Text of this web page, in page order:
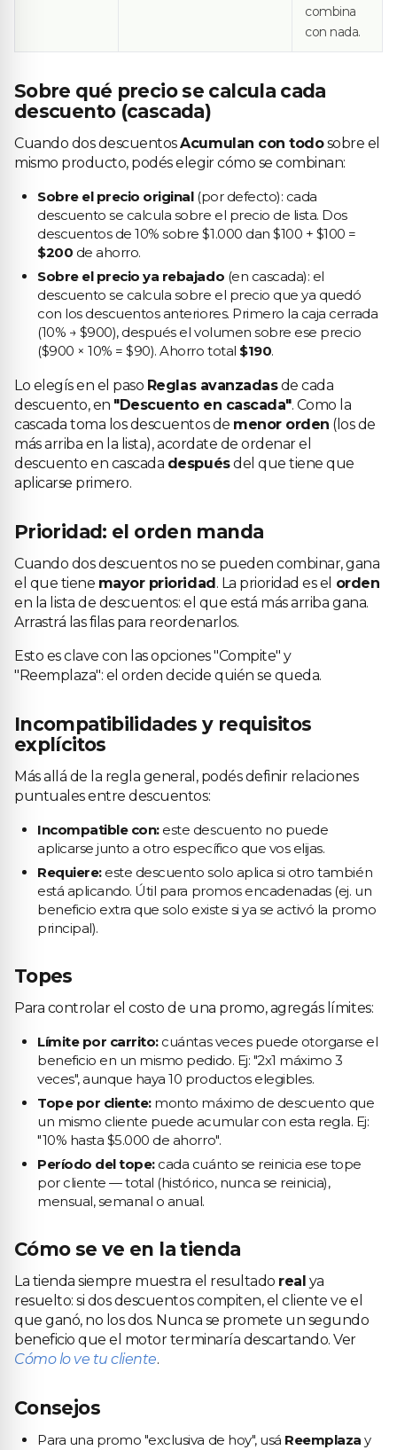
combina
con nada.
Sobre qué precio se calcula cada
descuento (cascada)
Cuando dos descuentosAcumulan con todosobre el
mismo producto, podés elegir cómo se combinan:
Sobre el precio original(por defecto): cada
descuento se calcula sobre el precio de lista. Dos
descuentos de 10% sobre $1.000 dan $100 + $100 =
$200 de ahorro.
Sobre el precio ya rebajado (en cascada): el
descuento se calcula sobre el precio que ya quedó
con los descuentos anteriores. Primero la caja cerrada
(10% → $900), después el volumen sobre ese precio
($900 × 10% = $90). Ahorro total $190.
Lo elegís en el paso Reglas avanzadasde cada
descuento, en "Descuento en cascada". Como la
cascada toma los descuentos de menor orden (los de
más arriba en la lista), acordate de ordenar el
descuento en cascada despuésdel que tiene que
aplicarse primero.
Prioridad: el orden manda
Cuando dos descuentos no se pueden combinar, gana
el que tiene mayor prioridad. La prioridad es el orden
en la lista de descuentos: el que está más arriba gana.
Arrastrá las filas para reordenarlos.
Esto es clave con las opciones "Compite" y
"Reemplaza": el orden decide quién se queda.
Incompatibilidades y requisitos
explícitos
Más allá de la regla general, podés definir relaciones
puntuales entre descuentos:
Incompatible con:este descuento no puede
aplicarse junto a otro específico que vos elijas.
Requiere:este descuento solo aplica si otro también
está aplicando. Útil para promos encadenadas (ej. un
beneficio extra que solo existe si ya se activó la promo
principal).
Topes
Para controlar el costo de una promo, agregás límites:
Límite por carrito:cuántas veces puede otorgarse el
beneficio en un mismo pedido. Ej: "2x1 máximo 3
veces", aunque haya 10 productos elegibles.
Tope por cliente:monto máximo de descuento que
un mismo cliente puede acumular con esta regla. Ej:
"10% hasta $5.000 de ahorro".
Período del tope:cada cuánto se reinicia ese tope
por cliente — total (histórico, nunca se reinicia),
mensual, semanal o anual.
Cómo se ve en la tienda
La tienda siempre muestra el resultado real ya
resuelto: si dos descuentos compiten, el cliente ve el
que ganó, no los dos. Nunca se promete un segundo
beneficio que el motor terminaría descartando. Ver
Cómo lo ve tu cliente.
Consejos
Para una promo "exclusiva de hoy", usá Reemplaza y